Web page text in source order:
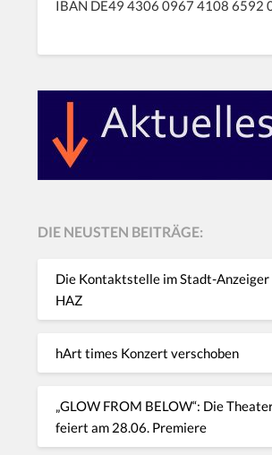
IBAN DE49 4306 0967 4108 6592
DIE NEUSTEN BEITRÄGE:
Die Kontaktstelle im Stadt-Anzeiger
HAZ
hArt times Konzert verschoben
„GLOW FROM BELOW“: Die
feiert am 28.06. Premiere